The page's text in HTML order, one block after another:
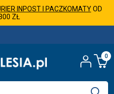
INPOST I PACZKOMATYOD
ZŁ
0